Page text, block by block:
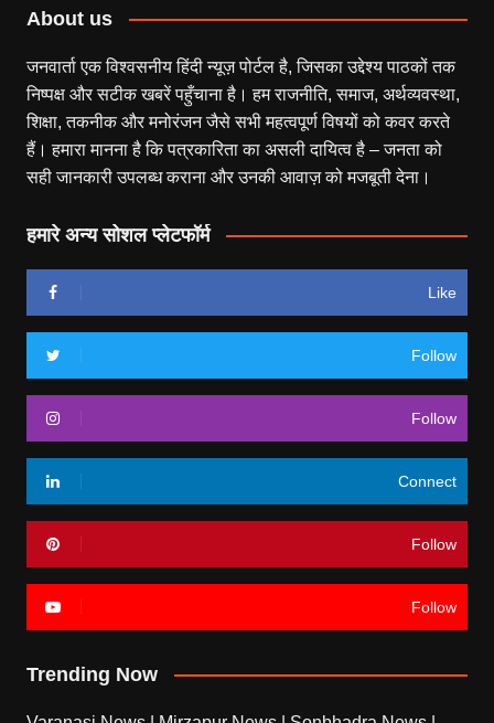
About us
जनवार्ता एक विश्वसनीय हिंदी न्यूज़ पोर्टल है, जिसका उद्देश्य पाठकों तक
निष्पक्ष और सटीक खबरें पहुँचाना है। हम राजनीति, समाज, अर्थव्यवस्था,
शिक्षा, तकनीक और मनोरंजन जैसे सभी महत्वपूर्ण विषयों को कवर करते
हैं। हमारा मानना है कि पत्रकारिता का असली दायित्व है – जनता को
सही जानकारी उपलब्ध कराना और उनकी आवाज़ को मजबूती देना।
हमारे अन्य सोशल प्लेटफॉर्म
Like
Follow
Follow
Connect
Follow
Follow
Trending Now